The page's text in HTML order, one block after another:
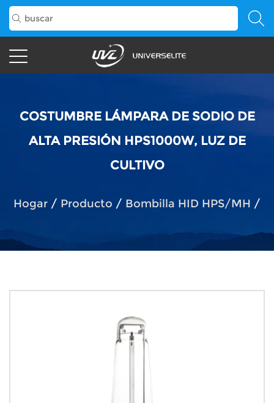
COSTUMBRE LÁMPARA DE SODIO DE
ALTA PRESIÓN HPS1000W, LUZ DE
CULTIVO
Hogar / Producto / Bombilla HID HPS/MH /